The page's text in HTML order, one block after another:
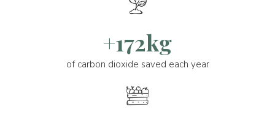
+172kg
of carbon dioxide saved each year